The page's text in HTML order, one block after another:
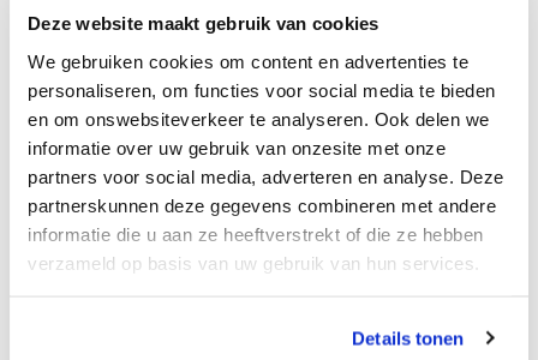
Deze website maakt gebruik van cookies
We gebruiken cookies om content en advertenties te
personaliseren, om functies voor social media te bieden
en om onswebsiteverkeer te analyseren. Ook delen we
informatie over uw gebruik van onzesite met onze
partners voor social media, adverteren en analyse. Deze
partnerskunnen deze gegevens combineren met andere
informatie die u aan ze heeftverstrekt of die ze hebben
verzameld op basis van uw gebruik van hun services.
Details tonen
de asielzoekerscentra is per definitie in het geding en we
manier, geldt voor kinderen van statushouders en voor
kinderen van uitgeprocedeerde asielzoekers.
Voor die laatste categorie kent de NVO, samen met het NIP,
een pool van leden die op vrijwillige basis en gebaseerd op
de zogeheten Best Interests of the Child (BIC)-methode een
rapportage uitbrengen over waar het kind het meest mee